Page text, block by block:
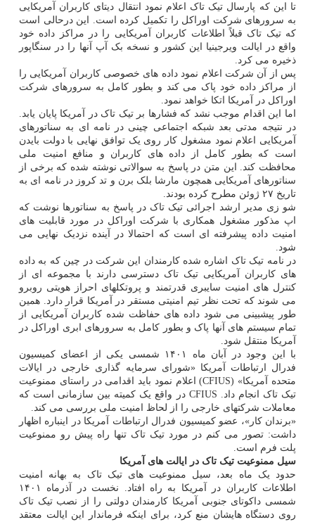
تا این که پارسال تیک تاک اعلام نمود انتقال دیتای کاربران آمریکایی
به سرورهای شرکت اوراکل را تکمیل کرده است. این درحالی است
که تیک تاک قبلاً اطلاعات کاربران آمریکایی را در مراکز داده خود
واقع در ایالت ویرجینیا این کشور و نسخه بک آپ آنها را در سنگاپور
ذخیره می کرد.
پس از آن شرکت اعلام نمود داده های خصوصی کاربران آمریکایی را
از مراکز داده خود پاک می کند و بطور کامل به سرورهای شرکت
اوراکل در آمریکا اتکا خواهد نمود.
اما این اقدام موجب نشد که فشارها بر تیک تاک در آمریکا پایان یابد.
در نتیجه مدتی بعد شبکه اجتماعی چینی در نامه ای به سناتورهای
آمریکایی اعلام نمود مشغول کار روی یک توافق نهایی با دولت بایدن
است که بطور کامل از داده های کاربران و منافع امنیت ملی
محافظت کند. این متن در پاسخ به سوالاتی نوشته شده که برخی از
سناتورهای آمریکایی همچون مارشا بلک برن و تد کروز در نامه ای به
تاریخ ۲۷ ژوئن مطرح کرده بودند.
شو زی مدیر ارشد اجرائی تیک تاک در پاسخ به سناتورها نوشت که
اپ مذکور مشغول همکاری با شرکت اوراکل در مورد قابلیت های
امنیت داده پیشرفته ای است که احتمالا در آینده نزدیک نهایی می
شود.
در نامه تیک تاک اشاره شده کارمندان این شرکت در چین که به داده
های کاربران آمریکایی تیک تاک دسترسی دارند با مجموعه ای از
کنترل های امنیت سایبری قدرتمند و پروتکلهای احراز هویتی روبرو
می شوند که تحت نظر تیم امنیتی مستقر در آمریکا قرار دارد. همین
طور پیشبینی می شود داده های حفاظت شده کاربران آمریکایی از
تمام سیستم های آنها پاک و بطور کامل به سرورهای ابری اوراکل در
آمریکا منتقل شود.
با این وجود در آبان ماه ۱۴۰۱ شمسی یکی از اعضای کمیسیون
فدرال ارتباطات آمریکا «شورای سرمایه گذاری خارجی در ایالات
متحده آمریکا» (CFIUS) اعلام نمود باید اقدامی در راستای ممنوعیت
تیک تاک انجام داد. CFIUS در واقع یک کمیته بین سازمانی است که
معاملات شرکتهای خارجی را از لحاظ امنیت ملی بررسی می کند.
«برندان کار»، عضو کمیسیون فدرال ارتباطات آمریکا در اینباره اظهار
داشت: تصور می کنم در مورد تیک تاک تنها راه پیش رو ممنوعیت
پلت فرم است.
سیل ممنوعیت تیک تاک در ایالت های آمریکا
حدود یک ماه بعد، سیل ممنوعیت های تیک تاک به بهانه امنیت
اطلاعات کاربران در آمریکا به راه افتاد. نخست در آذرماه ۱۴۰۱
شمسی داکوتای جنوبی آمریکا کارمندان دولتی را از نصب تیک تاک
روی دستگاه هایشان منع کرد، برای اینکه فرماندار این ایالت معتقد